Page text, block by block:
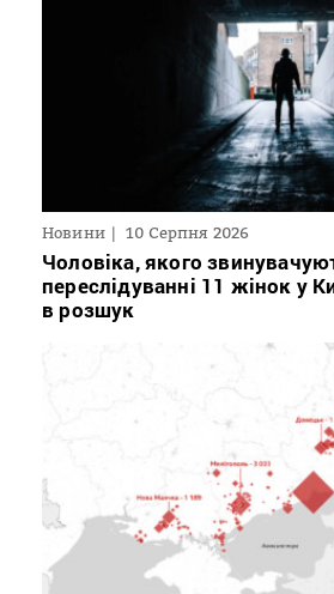
Новини 10 Серпня 2026
Чоловіка, якого
переслідуванні 11 жінок у
в розшук